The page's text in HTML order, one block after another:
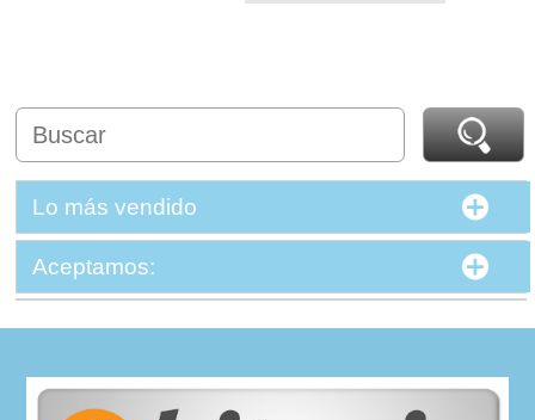
Lo más vendido
Aceptamos: